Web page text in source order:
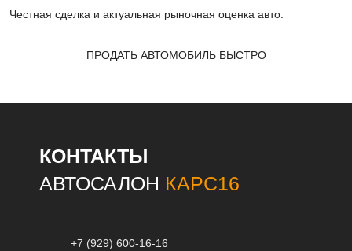
Честная сделка и актуальная рыночная оценка авто.
ПРОДАТЬ АВТОМОБИЛЬ БЫСТРО
КОНТАКТЫ
АВТОСАЛОН КАРС16
+7 (929) 600-16-16